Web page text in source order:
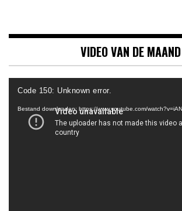
VIDEO VAN DE MAAND
Videospeler
Code 150: Unknown error.
Bestand downloaden: https://www.youtube.com/